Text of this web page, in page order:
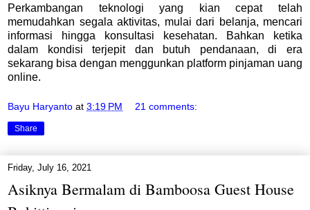
Perkambangan teknologi yang kian cepat telah
memudahkan segala aktivitas, mulai dari belanja, mencari
informasi hingga konsultasi kesehatan. Bahkan ketika
dalam kondisi terjepit dan butuh pendanaan, di era
sekarang bisa dengan menggunkan platform pinjaman uang
online.
Bayu Haryanto at 3:19 PM 21 comments:
Share
Friday, July 16, 2021
Asiknya Bermalam di Bamboosa Guest House